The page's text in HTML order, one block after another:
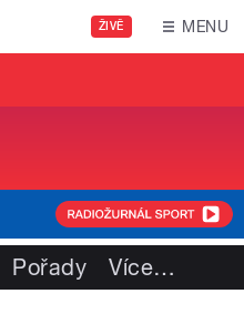
ŽIVĚ MENU
Pořady Více…